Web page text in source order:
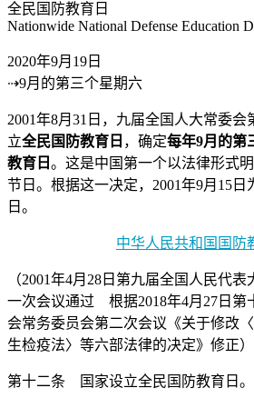
全民国防教育日
Nationwide National Defense Education
2020年9月19日
⇢9月的第三个星期六
2001年8月31日，九届全国人大常委
立全民国防教育日 ，确定每年9月的第
教育日 。这是中国第一个以法律形式
节日。根据这一决定，2001年9月15
日。
中华人民共和国国防
（2001年4月28日第九届全国人民代
一次会议通过 根据2018年4月27日第
会常务委员会第二次会议《关于修改
生检疫法〉等六部法律的决定》修正）
第十二条 国家设立全民国防教育日。